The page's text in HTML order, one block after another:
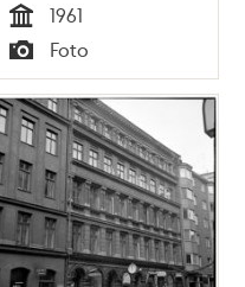
Tid
1961
Typ
Foto